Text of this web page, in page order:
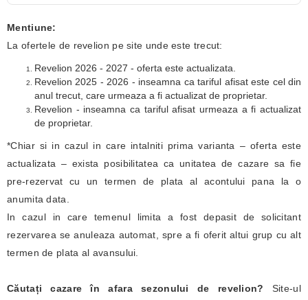
Mentiune:
La ofertele de revelion pe site unde este trecut:
Revelion 2026 - 2027 - oferta este actualizata.
Revelion 2025 - 2026 - inseamna ca tariful afisat este cel din
anul trecut, care urmeaza a fi actualizat de proprietar.
Revelion - inseamna ca tariful afisat urmeaza a fi actualizat
de proprietar.
*Chiar si in cazul in care intalniti prima varianta – oferta este
actualizata – exista posibilitatea ca unitatea de cazare sa fie
pre-rezervat cu un termen de plata al acontului pana la o
anumita data.
In cazul in care temenul limita a fost depasit de solicitant
rezervarea se anuleaza automat, spre a fi oferit altui grup cu alt
termen de plata al avansului.
Căutați cazare în afara sezonului de revelion? Site-ul